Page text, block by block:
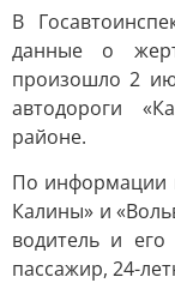
В
данные о
произошло 2
автодороги
районе.
По информации
Калины» и
водитель и
пассажир, 24-